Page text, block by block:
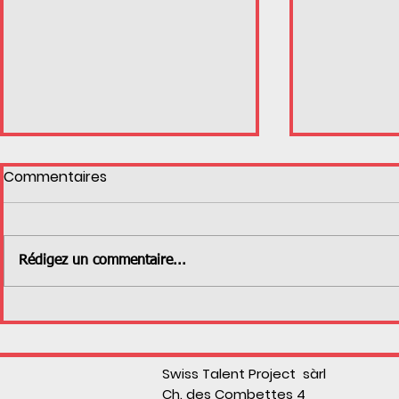
Ciompi
Commentaires
Rédigez un commentaire...
Swiss Talent Project sàrl
Ch. des Combettes 4